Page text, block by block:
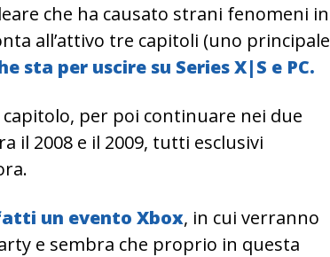
che ha causato strani fenomeni in
all’attivo tre capitoli (uno principale
sta per uscire su Series X|S e PC.
per poi continuare nei due
il 2008 e il 2009, tutti esclusivi
un evento Xbox, in cui verranno
e sembra che proprio in questa